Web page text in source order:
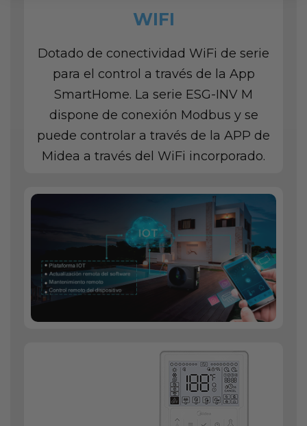
WIFI
Dotado de conectividad WiFi de serie
para el control a través de la App
SmartHome. La serie ESG-INV M
dispone de conexión Modbus y se
puede controlar a través de la APP de
Midea a través del WiFi incorporado.